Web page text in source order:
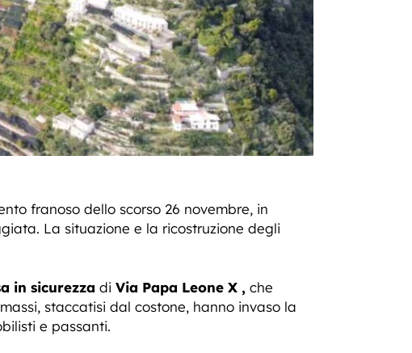
franoso dello scorso 26 novembre, in
La situazione e la ricostruzione degli
in sicurezza di Via Papa Leone X , che
staccatisi dal costone, hanno invaso la
e passanti.